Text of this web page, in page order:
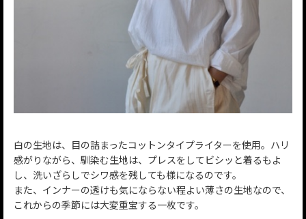
白の生地は、目の詰まったコットンタイプライターを使用。ハリ
感がりながら、馴染む生地は、プレスをしてビシッと着るもよ
し、洗いざらしでシワ感を残しても様になるのです。
また、インナーの透けも気にならない程よい薄さの生地なので、
これからの季節には大変重宝する一枚です。